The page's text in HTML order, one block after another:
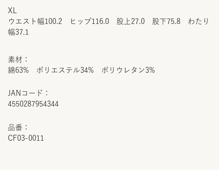
JANコード：
4550287954344
品番：
CF03-0011
XL
ウエスト幅100.2 ヒップ116.0 股上27.0 股下75.8 わたり
幅37.1
素材：
綿63% ポリエステル34% ポリウレタン3%